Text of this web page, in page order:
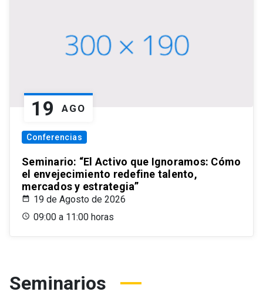
19 AGO
Conferencias
Seminario: “El Activo que Ignoramos: Cómo
el envejecimiento redefine talento,
mercados y estrategia”
19 de Agosto de 2026
09:00 a 11:00 horas
Seminarios